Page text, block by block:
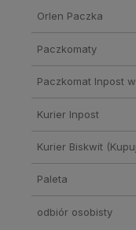
Orlen Paczka
Paczkomaty
Paczkomat Inpost
Kurier Inpost
Kurier Biskwit
Paleta
odbiór osobisty